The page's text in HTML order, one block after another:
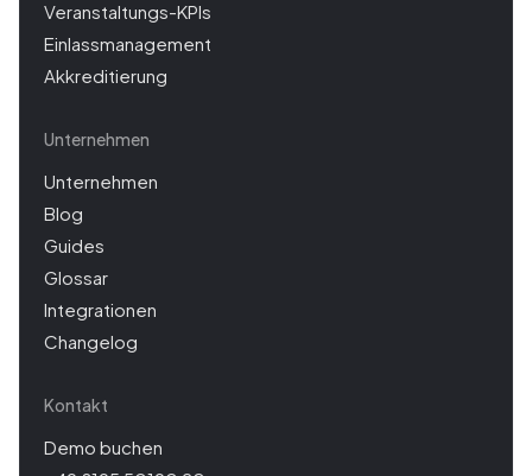
Veranstaltungs-KPIs
Einlassmanagement
Akkreditierung
Unternehmen
Unternehmen
Blog
Guides
Glossar
Integrationen
Changelog
Kontakt
Demo buchen